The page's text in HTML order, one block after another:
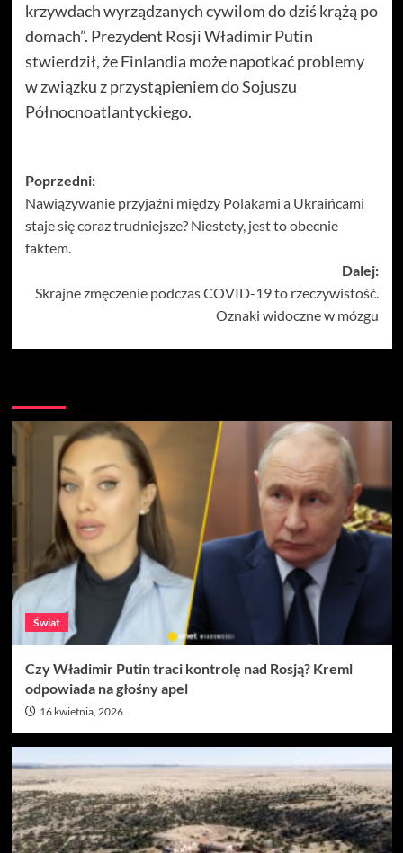
krzywdach wyrządzanych cywilom do dziś krążą po
domach”. Prezydent Rosji Władimir Putin
stwierdził, że Finlandia może napotkać problemy
w związku z przystąpieniem do Sojuszu
Północnoatlantyckiego.
Zobacz
wpisy
Poprzedni:
Nawiązywanie przyjaźni między Polakami a Ukraińcami
staje się coraz trudniejsze? Niestety, jest to obecnie
faktem.
Dalej:
Skrajne zmęczenie podczas COVID-19 to rzeczywistość.
Oznaki widoczne w mózgu
Świat
Czy Władimir Putin traci kontrolę nad Rosją? Kreml
odpowiada na głośny apel
16 kwietnia, 2026